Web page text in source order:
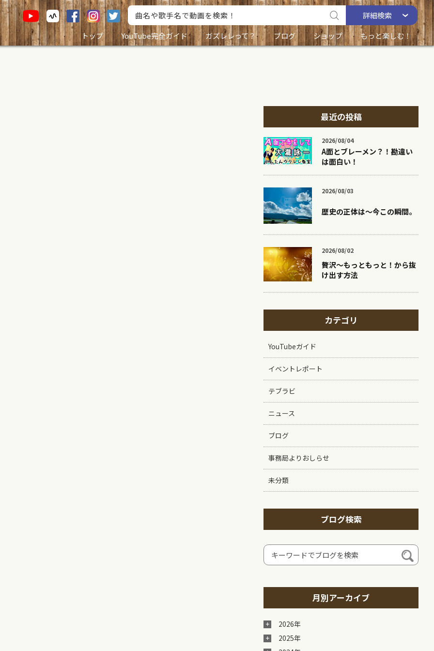
詳細検索
トップ
YouTube完全ガイド ガズレレって？ ブログ ショップ もっと楽しむ！
最近の投稿
2026/08/04
A面とブレーメン？！勘違い
は面白い！
2026/08/03
歴史の正体は〜今この瞬間。
2026/08/02
贅沢〜もっともっと！から抜
け出す方法
カテゴリ
YouTubeガイド
イベントレポート
テブラビ
ニュース
ブログ
事務局よりおしらせ
未分類
ブログ検索
月別アーカイブ
2026年
2025年